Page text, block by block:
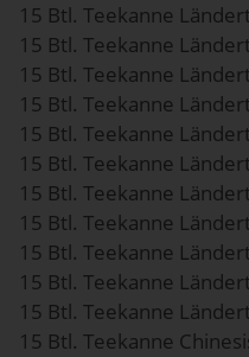
15 Btl. Teekanne
15 Btl. Teekanne
15 Btl. Teekanne
15 Btl. Teekanne
15 Btl. Teekanne
15 Btl. Teekanne
15 Btl. Teekanne
15 Btl. Teekanne
15 Btl. Teekanne
15 Btl. Teekanne
15 Btl. Teekanne
15 Btl. Teekanne